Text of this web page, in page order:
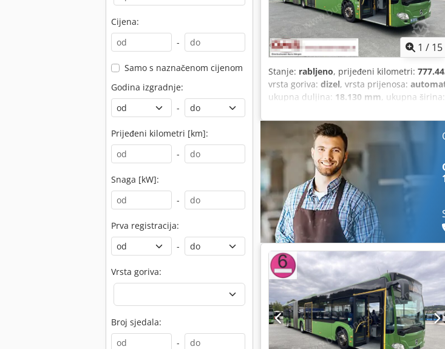
Cijena:
-
Samo s naznačenom cijenom
Godina izgradnje:
-
Prijeđeni kilometri [km]:
-
Snaga [kW]:
-
Prva registracija:
-
Vrsta goriva:
Broj sjedala:
-
1 / 15
Stanje: rabljeno, prijeđeni kilometri:
vrsta goriva: dizel, vrsta prijenosa:
ukupna duljina: 18.130 mm, ukupna širina:
ABS, klima uređaj,